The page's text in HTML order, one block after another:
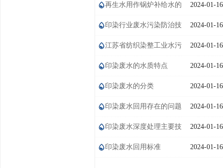
的水质标准 2024-01-16
再生水用作锅炉补给水的
水质标准 2024-01-16
印染行业废水污染防治技
术政策 2024-01-16
江苏省纺织染整工业水污
染物排放标准（DB 32/670-2004）
2024-01-16
印染废水的水质特点
2024-01-16
印染废水的分类
2024-01-16
印染废水回用存在的问题
2024-01-16
印染废水深度处理主要技
术 2024-01-16
印染废水回用标准